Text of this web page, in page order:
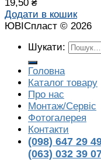
19,50 ₴
Додати в кошик
ЮВІСпласт © 2026
Шукати:
Головна
Каталог товару
Про нас
Монтаж/Сервіс
Фотогалерея
Контакти
(098) 647 29
(063) 032 39